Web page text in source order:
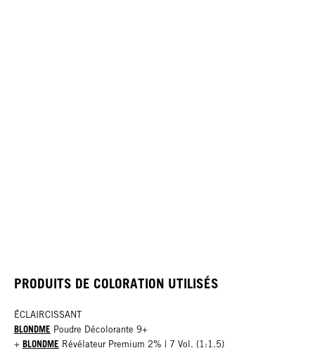
PRODUITS DE COLORATION UTILISÉS
ÉCLAIRCISSANT
BLONDME Poudre Décolorante 9+
+ BLONDME Révélateur Premium 2% | 7 Vol. (1:1.5)